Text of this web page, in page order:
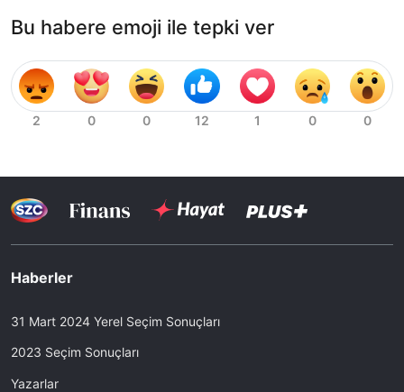
Bu habere emoji ile tepki ver
Haberler
31 Mart 2024 Yerel Seçim Sonuçları
2023 Seçim Sonuçları
Yazarlar